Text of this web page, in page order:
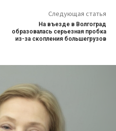
Следующая статья
На въезде в Волгоград
образовалась серьезная пробка
из-за скопления большегрузов